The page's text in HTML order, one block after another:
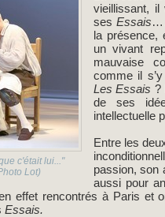
c'était lui..."
Lot)
vieillissant,
ses Essais…
la présence,
un vivant
mauvaise
comme il
Les Essais?
de ses
intellectuelle
Entre les
passion, son
aussi pour
effet rencontrés à Paris et
Essais.